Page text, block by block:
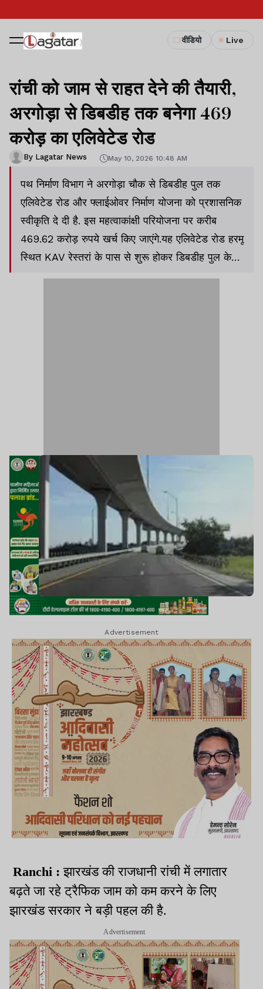
वीडियो Live
रांची को जाम से राहत देने की तैयारी,
अरगोड़ा से डिबडीह तक बनेगा 469
करोड़ का एलिवेटेड रोड
By Lagatar News May 10, 2026 10:48 AM
पथ निर्माण विभाग ने अरगोड़ा चौक से डिबडीह पुल तक
एलिवेटेड रोड और फ्लाईओवर निर्माण योजना को प्रशासनिक
स्वीकृति दे दी है. इस महत्वाकांक्षी परियोजना पर करीब
469.62 करोड़ रुपये खर्च किए जाएंगे.यह एलिवेटेड रोड हरमू
स्थित KAV रेस्तरां के पास से शुरू होकर डिबडीह पुल के
Advertisement
Ranchi :झारखंड की राजधानी रांची में लगातार
बढ़ते जा रहे ट्रैफिक जाम को कम करने के लिए
झारखंड सरकार ने बड़ी पहल की है.
Advertisement